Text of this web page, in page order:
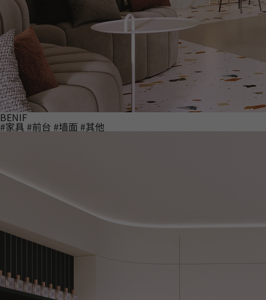
BENIF
#家具 #前台 #墙面 #其他